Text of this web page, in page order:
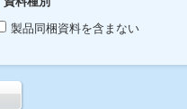
製品同梱資料を含まない